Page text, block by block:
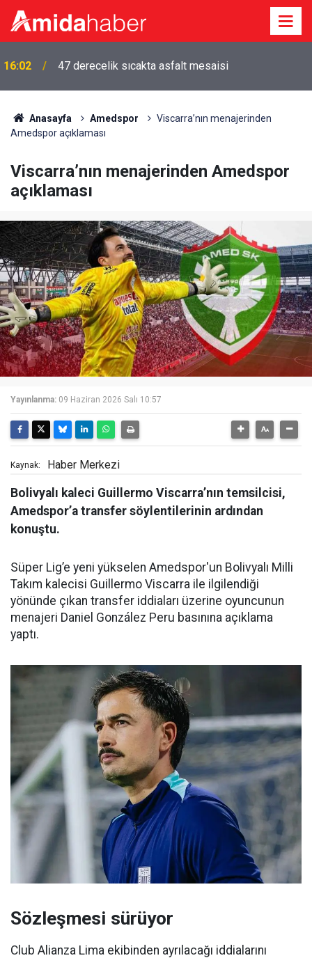
16:02 47 derecelik sıcakta asfalt mesaisi
15:46 Amedspor’un gol kralı Diagne Antalyaspor yolunda
Anasayfa Amedspor
Viscarra’nın menajerinden
Amedspor açıklaması
Viscarra’nın menajerinden Amedspor
açıklaması
Yayınlanma: 09 Haziran 2026 Salı 10:57
Kaynak: Haber Merkezi
Bolivyalı kaleci Guillermo Viscarra’nın temsilcisi,
Amedspor’a transfer söylentilerinin ardından
konuştu.
Süper Lig’e yeni yükselen Amedspor'un Bolivyalı Milli
Takım kalecisi Guillermo Viscarra ile ilgilendiği
yönünde çıkan transfer iddiaları üzerine oyuncunun
menajeri Daniel González Peru basınına açıklama
yaptı.
Sözleşmesi sürüyor
Club Alianza Lima ekibinden ayrılacağı iddialarını